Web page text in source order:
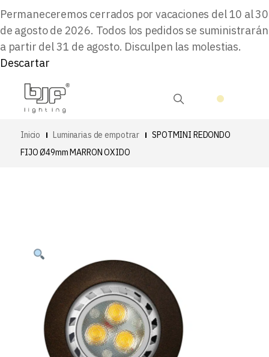
Permaneceremos cerrados por vacaciones del 10 al 30
de agosto de 2026. Todos los pedidos se suministrarán
a partir del 31 de agosto. Disculpen las molestias.
Descartar
Inicio Luminarias de empotrar
SPOTMINI REDONDO
FIJO Ø49mm MARRON OXIDO